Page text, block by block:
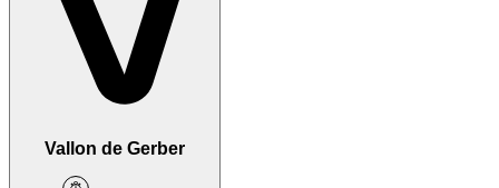
Vallon de Gerber